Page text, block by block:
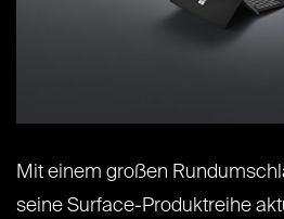
Mit einem großen
seine Surface-Produktreihe